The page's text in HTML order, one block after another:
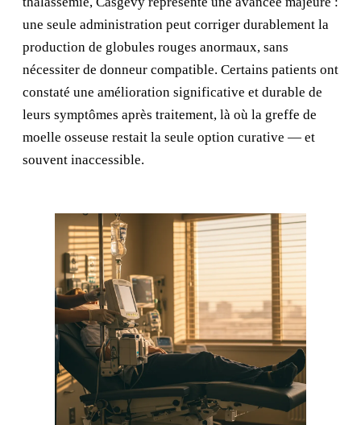
une seule administration peut corriger durablement la
production de globules rouges anormaux, sans
nécessiter de donneur compatible. Certains patients ont
constaté une amélioration significative et durable de
leurs symptômes après traitement, là où la greffe de
moelle osseuse restait la seule option curative — et
souvent inaccessible.